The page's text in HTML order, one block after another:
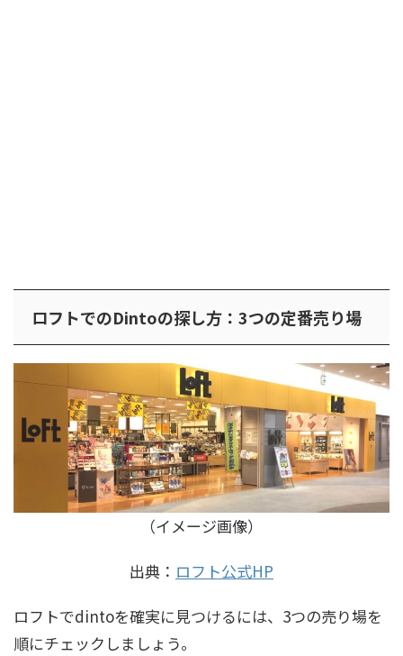
ロフトでのDintoの探し方：3つの定番売り場
（イメージ画像）
出典： ロフト公式HP
ロフトでdintoを確実に見つけるには、3つの売り場を
順にチェックしましょう。